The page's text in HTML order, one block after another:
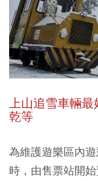
上山追雪車輛
乾等
為維護遊樂區內
時，由售票站開